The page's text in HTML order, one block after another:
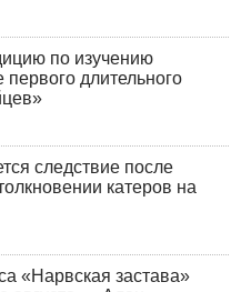
по изучению
первого длительного
следствие после
катеров на
«Нарвская застава»